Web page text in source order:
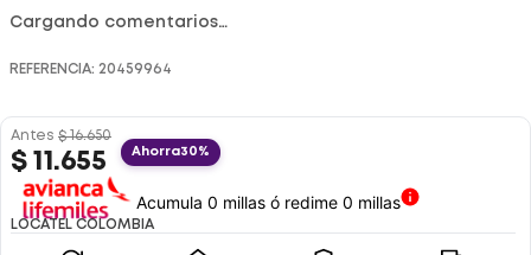
Cargando comentarios…
REFERENCIA: 20459964
Antes $ 16.650
$ 11 .655 Ahorra30%
Acumula 0 millas ó redime 0 millas
LOCATEL COLOMBIA